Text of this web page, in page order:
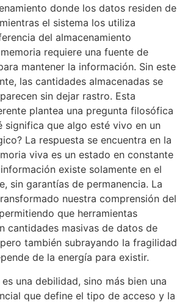
donde los datos residen de
el sistema los utiliza
del almacenamiento
requiere una fuente de
mantener la información. Sin este
las cantidades almacenadas se
sin dejar rastro. Esta
plantea una pregunta filosófica
significa que algo esté vivo en un
La respuesta se encuentra en la
viva es un estado en constante
existe solamente en el
sin garantías de permanencia. La
nuestra comprensión del
que herramientas
cantidades masivas de datos de
también subrayando la fragilidad
de la energía para existir.
una debilidad, sino más bien una
que define el tipo de acceso y la